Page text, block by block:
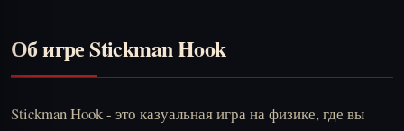
Об игре Stickman Hook
Stickman Hook - это казуальная игра на физике, где вы